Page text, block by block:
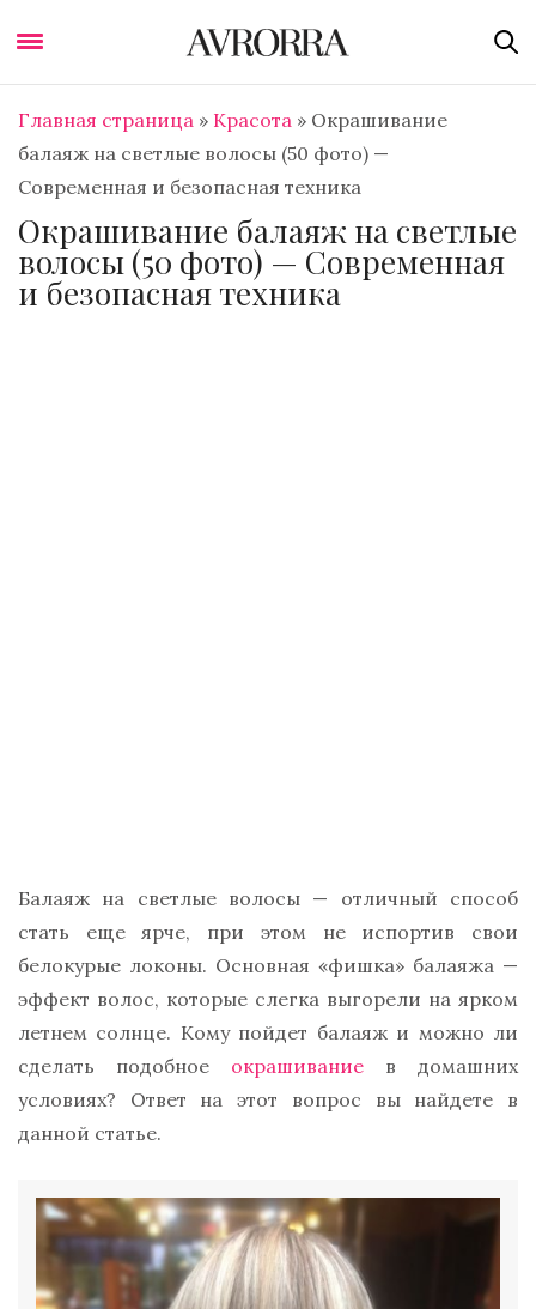
Главная страница » Красота » Окрашивание
балаяж на светлые волосы (50 фото) —
Современная и безопасная техника
Окрашивание балаяж на светлые
волосы (50 фото) — Современная
и безопасная техника
Балаяж на светлые волосы — отличный способ
стать еще ярче, при этом не испортив свои
белокурые локоны. Основная «фишка» балаяжа —
эффект волос, которые слегка выгорели на ярком
летнем солнце. Кому пойдет балаяж и можно ли
сделать подобное окрашивание в домашних
условиях? Ответ на этот вопрос вы найдете в
данной статье.